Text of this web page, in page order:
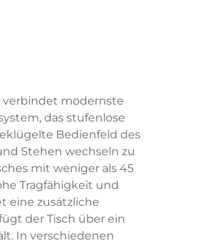
verbindet modernste
das stufenlose
Bedienfeld des
Stehen wechseln zu
mit weniger als 45
Tragfähigkeit und
eine zusätzliche
der Tisch über ein
In verschiedenen